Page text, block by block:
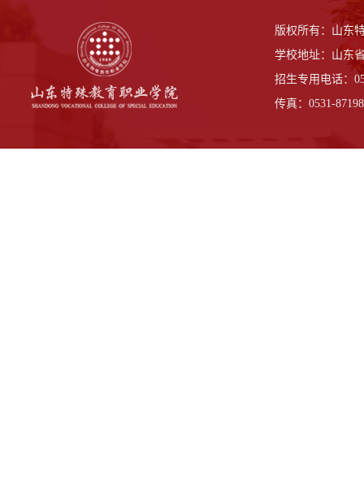
版权所有：山
学校地址：山东
招生专用电话：
传真：0531-